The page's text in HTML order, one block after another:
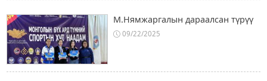
М.Нямжаргалын дараалсан түрүү
09/22/2025